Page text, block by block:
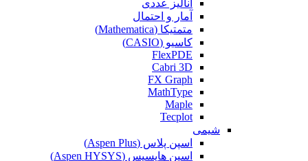
آنالیز عددی
آمار و احتمال
متمتیکا (Mathematica)
کاسیو (CASIO)
FlexPDE
Cabri 3D
FX Graph
MathType
Maple
Tecplot
شیمی
اسپن پلاس (Aspen Plus)
اسپن هایسیس (Aspen HYSYS)